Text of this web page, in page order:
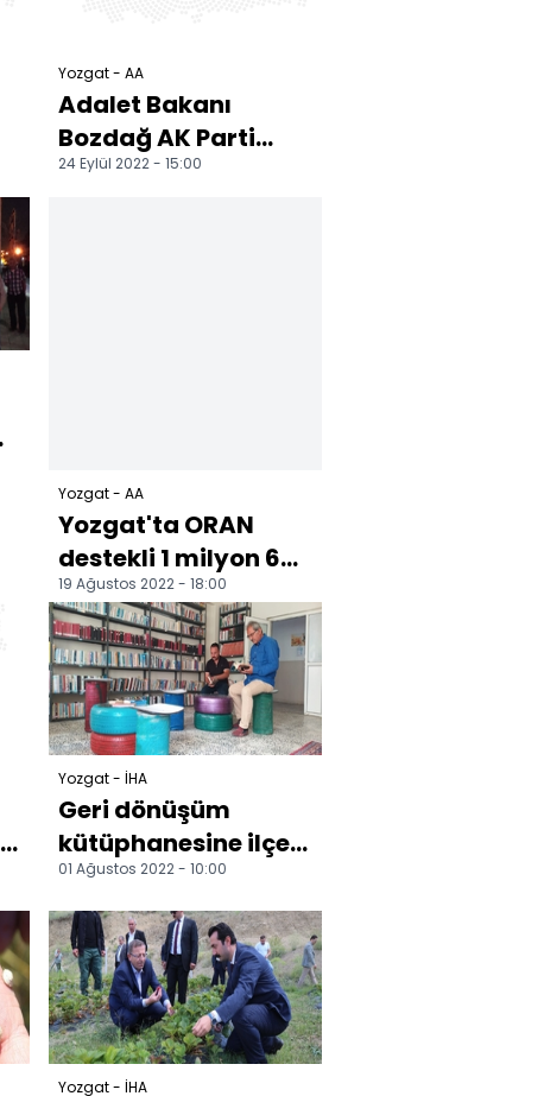
Yozgat - AA
Adalet Bakanı
Bozdağ AK Parti
Şefaatli İlçe
24 Eylül 2022 - 15:00
Yozgat - AA
Yozgat'ta ORAN
destekli 1 milyon 600
bin lira değerindeki
projenin sözleşme...
19 Ağustos 2022 - 18:00
Yozgat - İHA
Geri dönüşüm
kütüphanesine ilçe
halkı yoğun ilgi
gösteriyor
01 Ağustos 2022 - 10:00
Yozgat - İHA